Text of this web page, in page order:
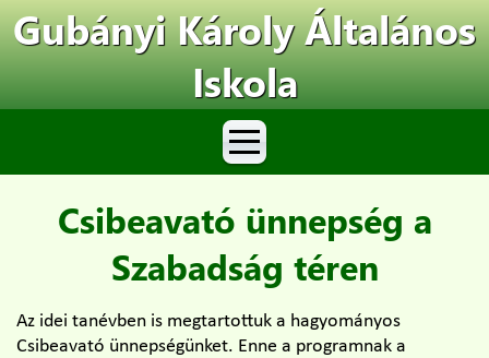
Gubányi Károly Általános
Iskola
Csibeavató ünnepség a
Szabadság téren
Az idei tanévben is megtartottuk a hagyományos
Csibeavató ünnepségünket. Enne a programnak a